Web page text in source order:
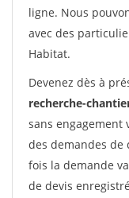
ligne. Nous
avec des
Habitat.
Devenez dès à
recherche-
sans
des demandes de
fois la demande
de devis